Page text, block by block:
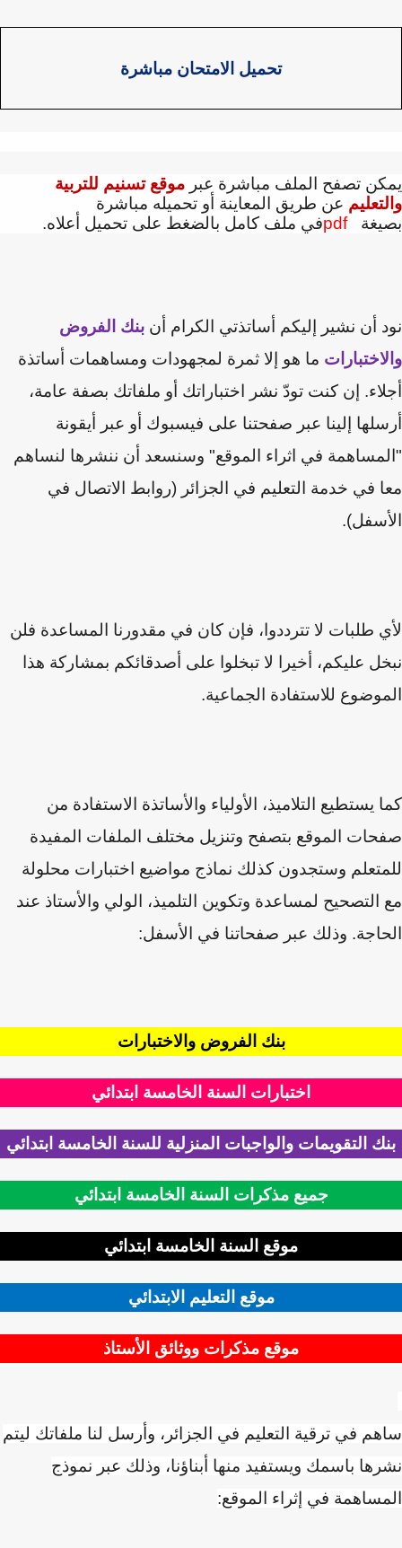
تحميل الامتحان مباشرة
تصفح الملف مباشرة عبرموقع تسنيم للتربية
عن طريق المعاينة أو تحميله مباشرة
pdfفي ملف كامل بالضغط على تحميل أعلاه.
أن نشير إليكم أساتذتي الكرام أن بنك الفروض
ما هو إلا ثمرة لمجهودات ومساهمات أساتذة
إن كنت تودّ نشر اختباراتك أو ملفاتك بصفة عامة،
إلينا عبر صفحتنا على فيسبوك أو عبر أيقونة
في اثراء الموقع" وسنسعد أن ننشرها لنساهم
في خدمة التعليم في الجزائر (روابط الاتصال في
طلبات لا تترددوا، فإن كان في مقدورنا المساعدة فلن
عليكم،أخيرا لا تبخلوا على أصدقائكم بمشاركة هذا
للاستفادة الجماعية.
يستطيع التلاميذ، الأولياء والأساتذة الاستفادة من
الموقع بتصفح وتنزيل مختلف الملفات المفيدة
وستجدون كذلك نماذج مواضيع اختبارات محلولة
لمساعدة وتكوين التلميذ، الولي والأستاذ عند
وذلك عبر صفحاتنا في الأسفل:
بنك الفروض والاختبارات
اختبارات السنة الخامسة ابتدائي
التقويمات والواجبات المنزلية للسنة الخامسة ابتدائي
جميع مذكرات السنة الخامسة ابتدائي
موقع السنة الخامسة ابتدائي
موقع التعليم الابتدائي
موقع مذكرات ووثائق الأستاذ
في ترقية التعليم في الجزائر، وأرسل لنا ملفاتك ليتم
باسمك ويستفيد منها أبناؤنا، وذلك عبر نموذج
في إثراء الموقع: